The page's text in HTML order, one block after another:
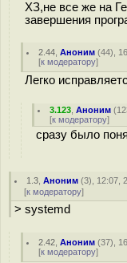
ХЗ,не все же на
завершения
2.44 ,Аноним (44),
[к модератору]
Легко
3.123 ,Аноним (
[к модератору]
сразу было
1.3 ,Аноним (3), 12:07,
[к модератору]
> systemd
2.42 ,Аноним (37),
[к модератору]